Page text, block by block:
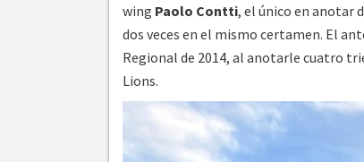
wing Paolo Contti, el único en anotar
dos veces en el mismo certamen. El
Regional de 2014, al anotarle cuatro
Lions.